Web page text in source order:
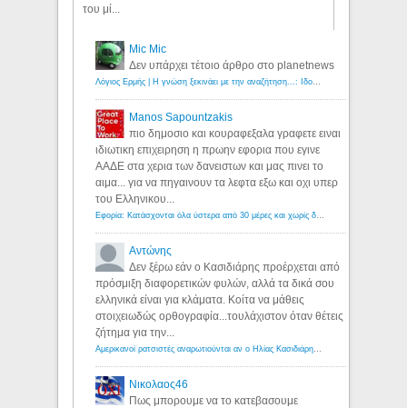
του μί...
Mic Mic
Δεν υπάρχει τέτοιο άρθρο στο planetnews
Manos Sapountzakis
πιο δημοσιο και κουραφεξαλα γραφετε ειναι
ιδιωτικη επιχειρηση η πρωην εφορια που εγινε
ΑΑΔΕ στα χερια των δανειστων και μας πινει το
αιμα... για να πηγαινουν τα λεφτα εξω και οχι υπερ
του Ελληνικου...
Αντώνης
Δεν ξέρω εάν ο Κασιδιάρης προέρχεται από
πρόσμιξη διαφορετικών φυλών, αλλά τα δικά σου
ελληνικά είναι για κλάματα. Κοίτα να μάθεις
στοιχειωδώς ορθογραφία...τουλάχιστον όταν θέτεις
ζήτημα για την...
Νικολαος46
Πως μπορουμε να το κατεβασουμε